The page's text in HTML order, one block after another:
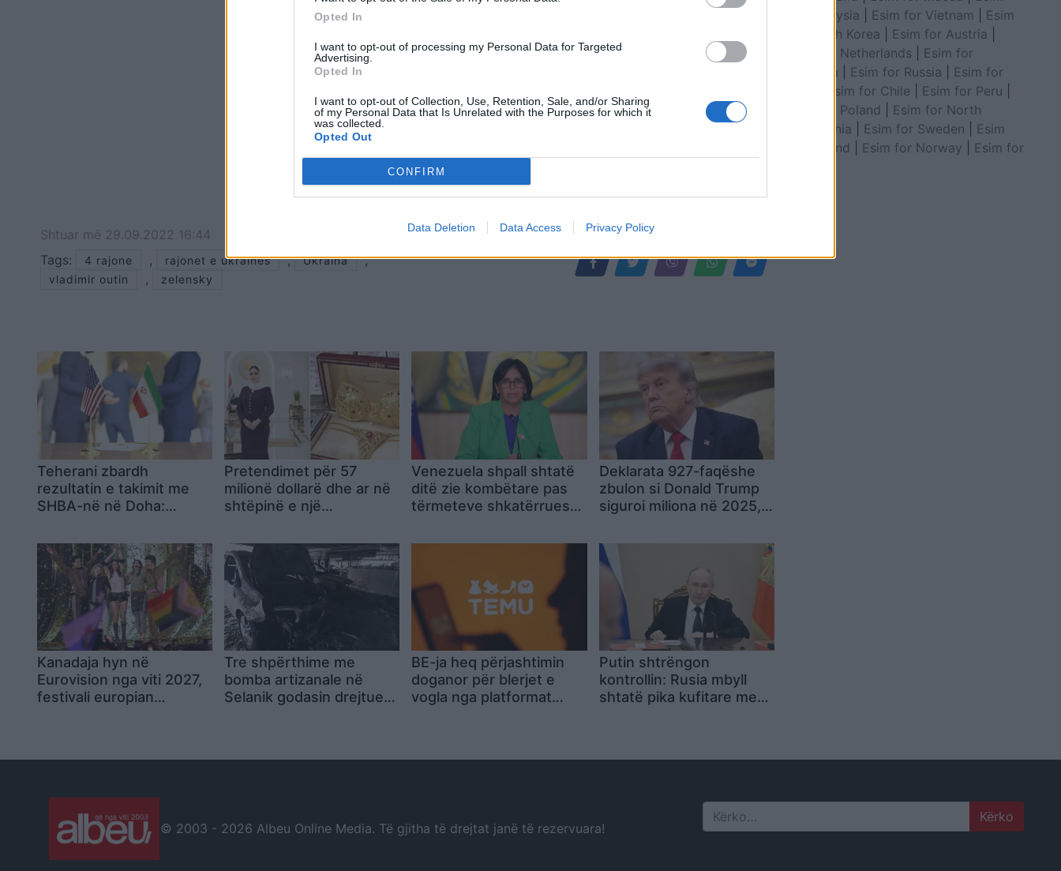
Opted In
I want to opt-out of processing my Personal Data for Targeted
Advertising.
Opted In
I want to opt-out of Collection, Use, Retention, Sale, and/or Sharing
of my Personal Data that Is Unrelated with the Purposes for which it
was collected.
Opted Out
CONFIRM
Data Deletion Data Access Privacy Policy
Shtuar më 29.09.2022 16:44
Tags:
4 rajone , rajonet e ukraines , Ukraina ,
vladimir outin , zelensky
Teherani zbardh
rezultatin e takimit me
SHBA-në në Doha:
monitorimin e
armëpushimit dhe lirimin
gradual të fondeve
iraniane
Pretendimet për 57
milionë dollarë dhe ar në
shtëpinë e një
mbeten të pakonfirmuara
Venezuela shpall shtatë
ditë zie kombëtare pas
tërmeteve shkatërruese
Deklarata 927-faqëshe
zbulon si Donald Trump
siguroi miliona në 2025,
Alone” te bursat e
marrëveshjet me
gjigantët mediatikë
Kanadaja hyn në
Eurovision nga viti 2027,
festivali europian
Tre shpërthime me
bomba artizanale në
Selanik godasin drejtues
BE-ja heq përjashtimin
doganor për blerjet e
vogla nga platformat
Putin shtrëngon
kontrollin: Rusia mbyll
shtatë pika kufitare me
for Malaysia
Esim for Vietnam
Esim
for South Korea
Esim for Austria
Esim for Netherlands
Esim for
Australia
Esim for Russia
Esim for
Esim for Chile Esim for Peru
Esim for Poland
Esim for North
Macedonia
Esim for Sweden
Esim
for Finland
Esim for Norway
Esim for
© 2003 - 2026 Albeu Online Media. Të gjitha të drejtat janë të rezervuara! Search